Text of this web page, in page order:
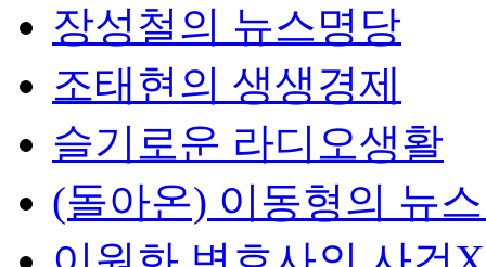
장성철의 뉴스명당
조태현의 생생경제
슬기로운 라디오생활
(돌아온) 이동형의 뉴